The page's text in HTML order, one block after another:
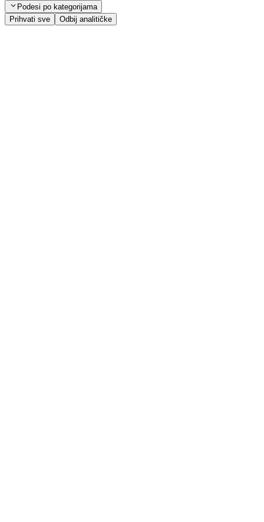
Podesi po kategorijama
Prihvati sve
Odbij analitičke